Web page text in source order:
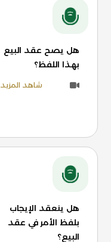
هل يصح عقد البيع
بهذا اللفظ؟
شاهد المزيد
هل ينعقد الإيجاب
بلفظ الأمر في عقد
البيع؟